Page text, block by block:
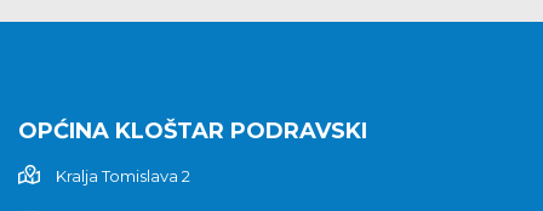
OPĆINA KLOŠTAR PODRAVSKI
Kralja Tomislava 2